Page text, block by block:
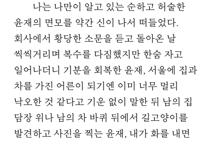
나는 나만이 알고 있는 순하고 허술한
윤재의 면모를 약간 신이 나서 떠들었다.
회사에서 황당한 소문을 듣고 돌아온 날
씩씩거리며 복수를 다짐했지만 한숨 자고
일어나더니 기분을 회복한 윤재, 서울에 집과
차를 가진 어른이 되기엔 이미 너무 멀리
낙오한 것 같다고 기운 없이 말한 뒤 남의 집
담장 위나 남의 차 바퀴 뒤에서 길고양이를
발견하고 사진을 찍는 윤재, 내가 화를 내면